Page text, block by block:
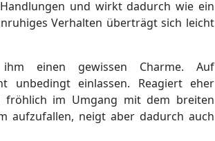
und wirkt dadurch wie ein
Verhalten überträgt sich leicht
einen gewissen Charme. Auf
unbedingt einlassen. Reagiert eher
im Umgang mit dem breiten
aufzufallen, neigt aber dadurch auch